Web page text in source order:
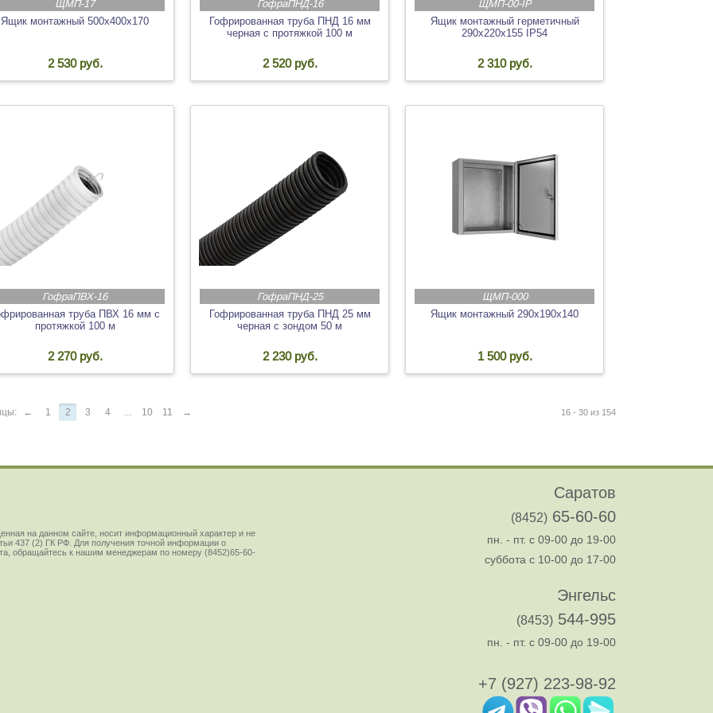
ЩМП-17
Ящик монтажный 500х400х170
2 530 руб.
ГофраПНД-16
Гофрированная труба ПНД 16 мм
черная с протяжкой 100 м
2 520 руб.
ЩМП-00-IP
Ящик монтажный герметичный
290х220х155 IP54
2 310 руб.
ГофраПВХ-16
труба ПВХ 16 мм с
протяжкой 100 м
2 270 руб.
ГофраПНД-25
Гофрированная труба ПНД 25 мм
черная с зондом 50 м
2 230 руб.
ЩМП-000
Ящик монтажный 290х190х140
1 500 руб.
16 - 30 из 154
← 1 2 3 4 ... 10 11 →
на данном сайте, носит информационный характер и не
437 (2) ГК РФ. Для получения точной информации о
обращайтесь к нашим менеджерам по номеру (8452)65-60-
Саратов
(8452) 65-60-60
пн. - пт. с 09-00 до 19-00
суббота с 10-00 до 17-00
Энгельс
(8453) 544-995
пн. - пт. с 09-00 до 19-00
+7 (927) 223-98-92